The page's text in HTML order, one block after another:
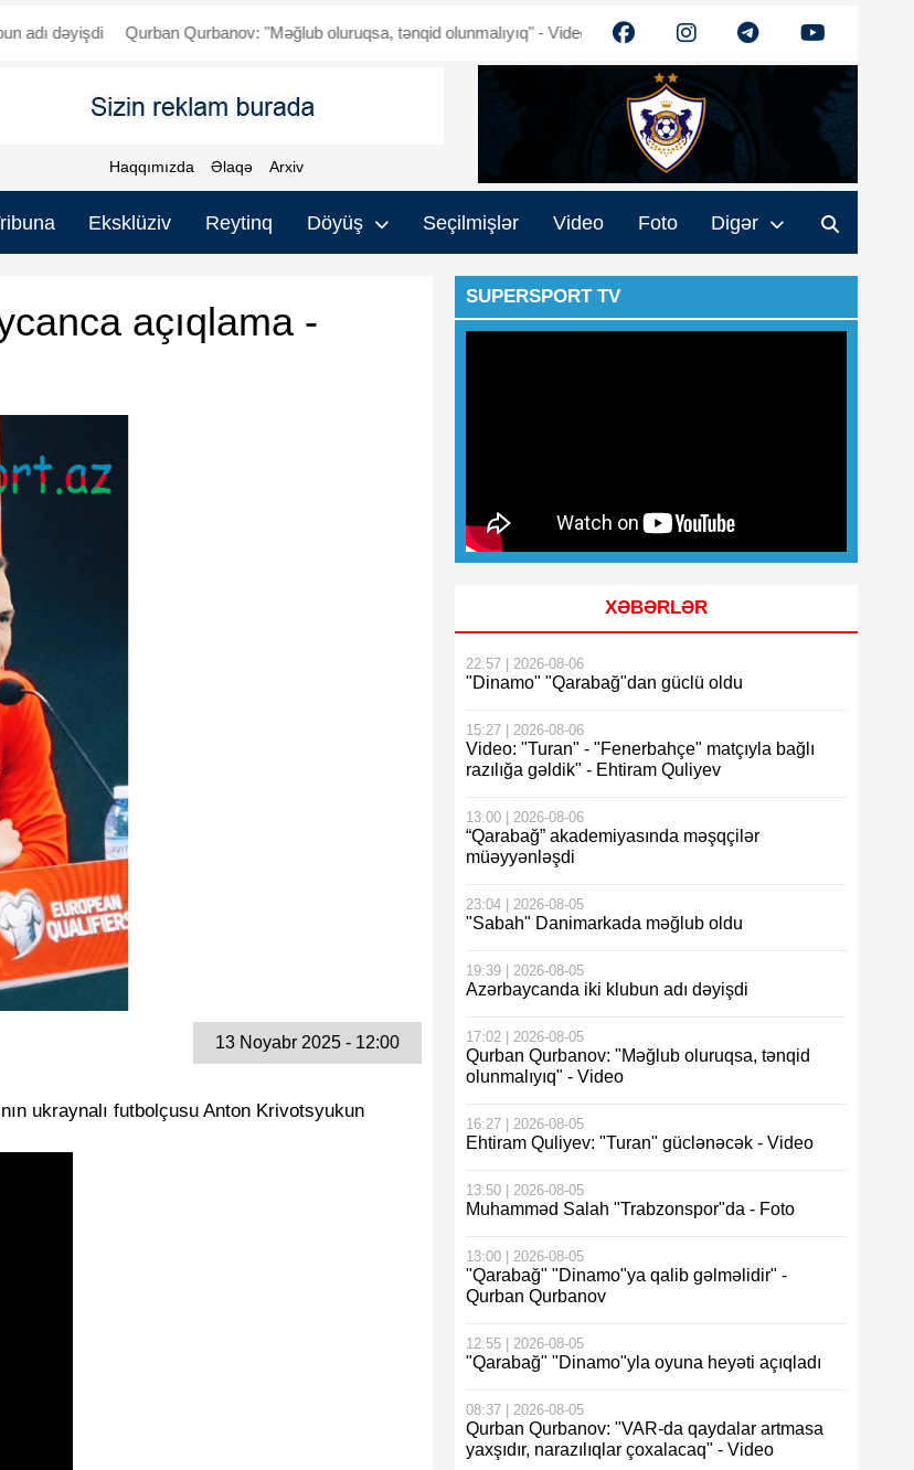
dəyişdi Qurban Qurbanov: "Məğlub oluruqsa, tənqid olunmalıyıq" - Video Ehtiram Quliyev: "Turan" güclənəcək - Video
Haqqımızda Əlaqə Arxiv
Eksklüziv Reytinq Döyüş Seçilmişlər Video Foto Digər
açıqlama -
13 Noyabr 2025 - 12:00
ukraynalı futbolçusu Anton Krivotsyukun
SUPERSPORT TV
XƏBƏRLƏR
22:57 | 2026-08-06
"Dinamo" "Qarabağ"dan güclü oldu
15:27 | 2026-08-06
Video: "Turan" - "Fenerbahçe" matçıyla bağlı
razılığa gəldik" - Ehtiram Quliyev
13:00 | 2026-08-06
“Qarabağ” akademiyasında məşqçilər
müəyyənləşdi
23:04 | 2026-08-05
"Sabah" Danimarkada məğlub oldu
19:39 | 2026-08-05
Azərbaycanda iki klubun adı dəyişdi
17:02 | 2026-08-05
Qurban Qurbanov: "Məğlub oluruqsa, tənqid
olunmalıyıq" - Video
16:27 | 2026-08-05
Ehtiram Quliyev: "Turan" güclənəcək - Video
13:50 | 2026-08-05
Muhamməd Salah "Trabzonspor"da - Foto
13:00 | 2026-08-05
"Qarabağ" "Dinamo"ya qalib gəlməlidir" -
Qurban Qurbanov
12:55 | 2026-08-05
"Qarabağ" "Dinamo"yla oyuna heyəti açıqladı
08:37 | 2026-08-05
Qurban Qurbanov: "VAR-da qaydalar artmasa
yaxşıdır, narazılıqlar çoxalacaq" - Video